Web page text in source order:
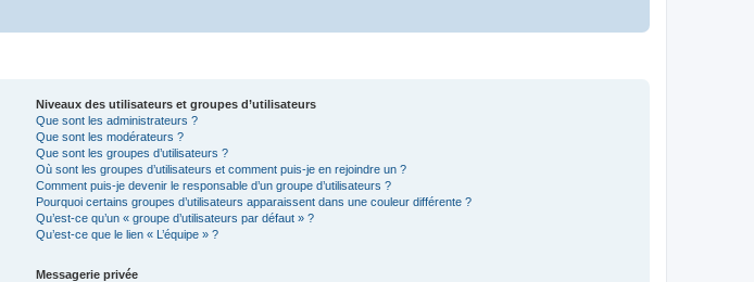
Niveaux des utilisateurs et groupes d’utilisateurs
Que sont les administrateurs ?
Que sont les modérateurs ?
Que sont les groupes d’utilisateurs ?
Où sont les groupes d’utilisateurs et comment puis-je en rejoindre un ?
Comment puis-je devenir le responsable d’un groupe d’utilisateurs ?
Pourquoi certains groupes d’utilisateurs apparaissent dans une couleur différente ?
Qu’est-ce qu’un « groupe d’utilisateurs par défaut » ?
Qu’est-ce que le lien « L’équipe » ?
Messagerie privée